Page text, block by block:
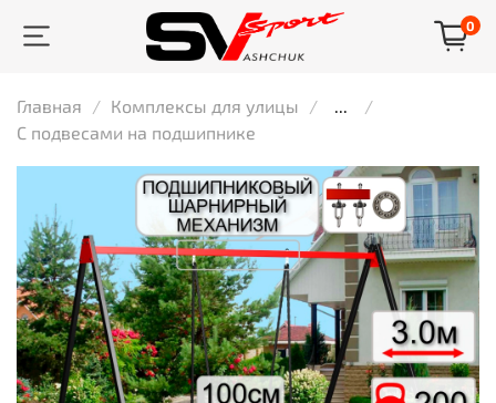
0
Главная Комплексы для улицы
...
С подвесами на подшипнике